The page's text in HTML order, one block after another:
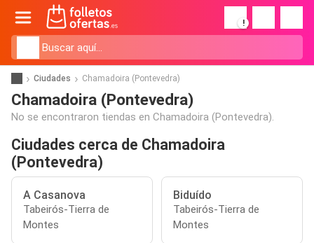
!
Ciudades Chamadoira (Pontevedra)
Chamadoira (Pontevedra)
No se encontraron tiendas en Chamadoira (Pontevedra).
Ciudades cerca de Chamadoira
(Pontevedra)
A Casanova
Tabeirós-Tierra de
Montes
Biduído
Tabeirós-Tierra de
Montes